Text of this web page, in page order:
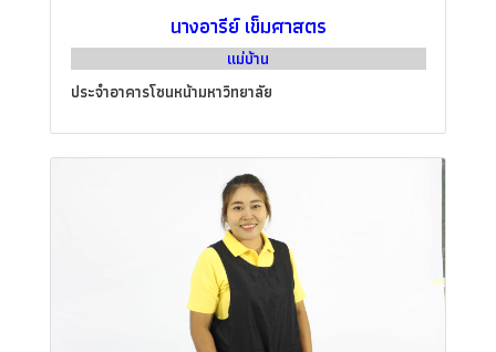
นางอารีย์ เข็มศาสตร
แม่บ้าน
ประจำอาคารโซนหน้ามหาวิทยาลัย